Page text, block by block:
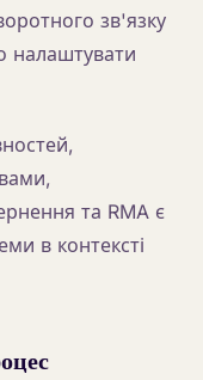
зв'язку
налаштувати
та RMA є
в контексті